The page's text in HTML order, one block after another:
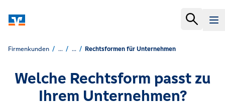
Firmenkunden ... ... Rechtsformen für Unternehmen
Welche Rechtsform passt zu
Ihrem Unternehmen?